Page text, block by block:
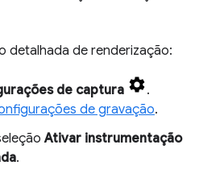
detalhada de renderização:
de captura
.
de gravação.
Ativar instrumentação
.